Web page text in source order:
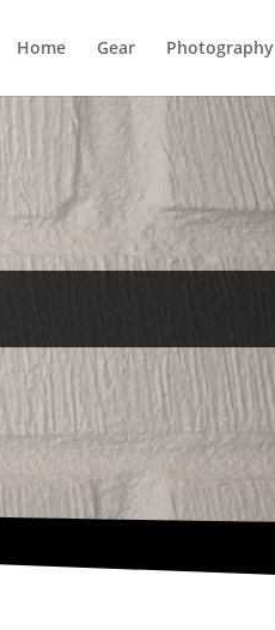
Home Gear Photography